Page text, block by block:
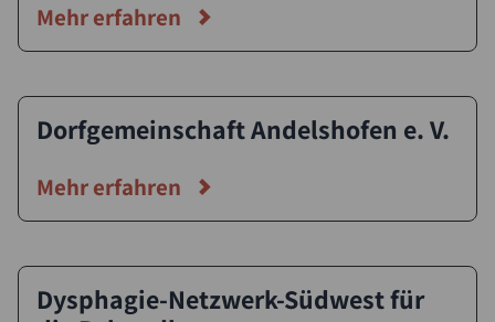
Umgebung.
Mehr erfahren
Dorfgemeinschaft Andelshofen e. V.
Mehr erfahren
Dysphagie-Netzwerk-Südwest für